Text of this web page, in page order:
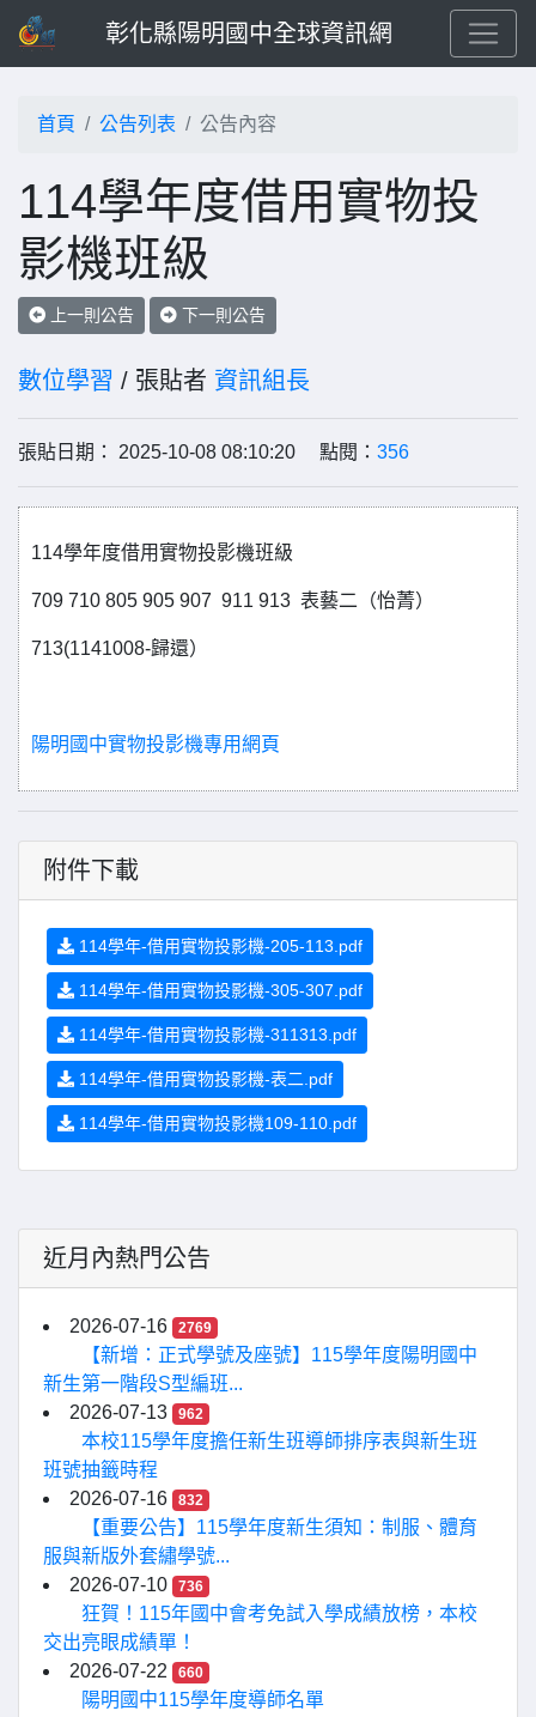
彰化縣陽明國中全球資訊網
首頁 公告列表 公告內容
114學年度借用實物投
影機班級
上一則公告 下一則公告
數位學習 / 張貼者 資訊組長
張貼日期： 2025-10-08 08:10:20 點閱： 356
114學年度借用實物投影機班級
709 710 805 905 907 911 913 表藝二（怡菁）
713(1141008-歸還）
陽明國中實物投影機專用網頁
附件下載
114學年-借用實物投影機-205-113.pdf
114學年-借用實物投影機-305-307.pdf
114學年-借用實物投影機-311313.pdf
114學年-借用實物投影機-表二.pdf
114學年-借用實物投影機109-110.pdf
近月內熱門公告
2026-07-16 2769
【新增：正式學號及座號】115學年度陽明國中
新生第一階段S型編班...
2026-07-13
962
本校115學年度擔任新生班導師排序表與新生班
班號抽籤時程
2026-07-16
832
【重要公告】115學年度新生須知：制服、體育
服與新版外套繡學號...
2026-07-10
736
狂賀！115年國中會考免試入學成績放榜，本校
交出亮眼成績單！
2026-07-22
660
陽明國中115學年度導師名單